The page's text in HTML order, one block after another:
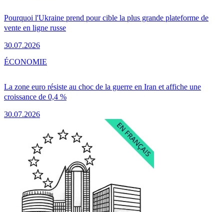
Pourquoi l'Ukraine prend pour cible la plus grande plateforme de
vente en ligne russe
30.07.2026
La zone euro résiste au choc de la guerre en Iran et affiche une
croissance de 0,4 %
30.07.2026
ÉCONOMIE